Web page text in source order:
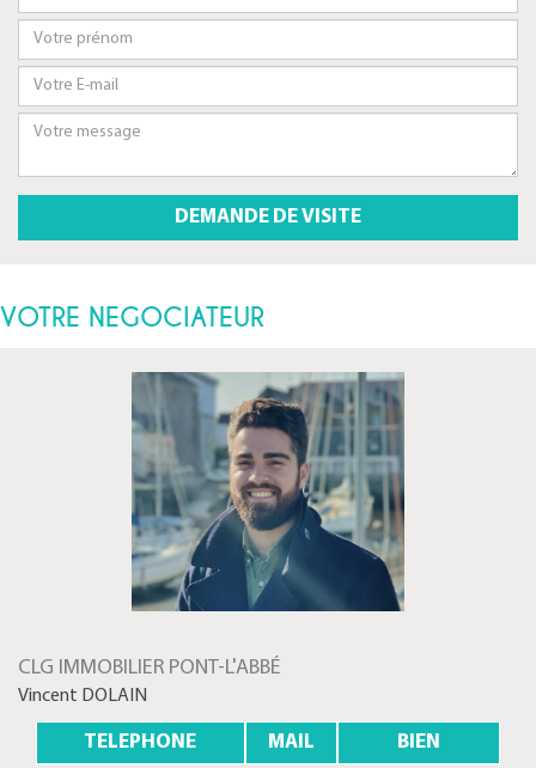
VOTRE NEGOCIATEUR
CLG IMMOBILIER PONT-L'ABBÉ
Vincent DOLAIN
TELEPHONE MAIL BIEN